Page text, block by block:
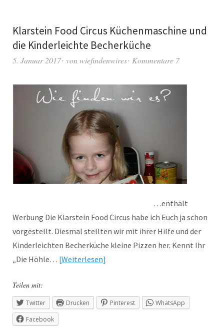
Klarstein Food Circus Küchenmaschine und
die Kinderleichte Becherküche
5. Januar 2017 von wiefindenwires Kommentare 7
…enthält
Werbung Die Klarstein Food Circus habe ich Euch ja schon
vorgestellt. Diesmal stellten wir mit ihrer Hilfe und der
Kinderleichten Becherküche kleine Pizzen her. Kennt Ihr
„Die Höhle… Weiterlesen
Teilen mit:
Twitter Drucken Pinterest
WhatsApp
Facebook